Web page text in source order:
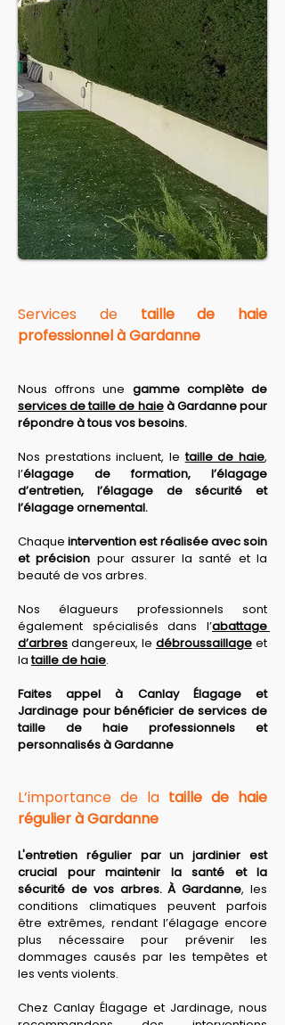
Services de taille de haie
professionnel à Gardanne
Nous offrons une
services de taille de haie à Gardanne pour
répondre à tous vos besoins.
Nos prestations incluent, le taille de haie,
l’élagage de formation, l’élagage
d’entretien, l’élagage de sécurité et
l’élagage ornemental.
Chaque intervention est réalisée avec soin
et précision pour assurer la santé et la
beauté de vos arbres.
Nos élagueurs professionnels sont
également spécialisés dans l’abattage
d’arbres dangereux, le débroussaillage et
la taille de haie.
Faites appel à Canlay Élagage et
Jardinage pour bénéficier de services de
taille de haie professionnels et
personnalisés à Gardanne
L’importance de la taille de haie
régulier à Gardanne
L'entretien régulier par un jardinier est
crucial pour maintenir la santé et la
sécurité de vos arbres. À Gardanne, les
conditions climatiques peuvent parfois
être extrêmes, rendant l’élagage encore
plus nécessaire pour prévenir les
dommages causés par les tempêtes et
les vents violents.
Chez Canlay Élagage et Jardinage, nous